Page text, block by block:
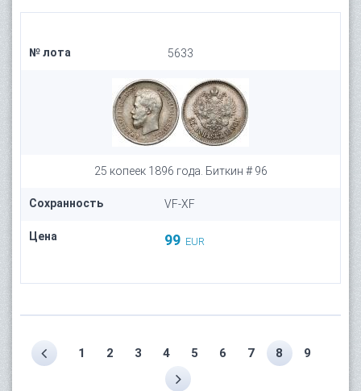
№ лота 5633
25 копеек 1896 года. Биткин # 96
Сохранность VF-XF
Цена 99 EUR
1 2 3 4 5 6 7 8 9